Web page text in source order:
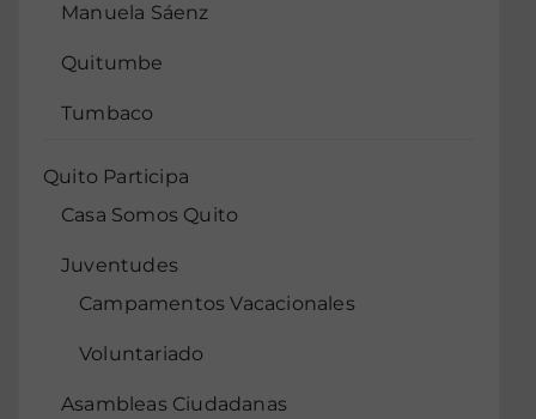
Manuela Sáenz
Quitumbe
Tumbaco
Quito Participa
Casa Somos Quito
Juventudes
Campamentos Vacacionales
Voluntariado
Asambleas Ciudadanas